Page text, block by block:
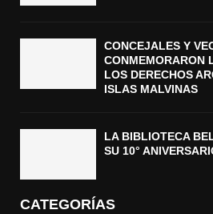
CONCEJALES Y
CONMEMORARON
LOS DERECHOS
ISLAS MALVINAS
LA BIBLIOTECA
SU 10°
CATEGORÍAS